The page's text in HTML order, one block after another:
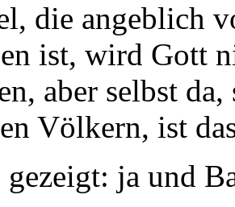
die angeblich
ist, wird Gott
aber selbst
Völkern, ist
gezeigt: ja und